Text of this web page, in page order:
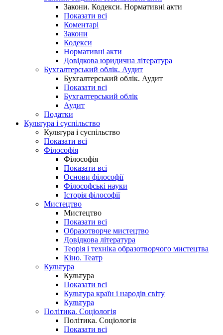
Закони. Кодекси. Нормативні акти
Показати всі
Коментарі
Закони
Кодекси
Нормативні акти
Довідкова юридична література
Бухгалтерський облік. Аудит
Бухгалтерський облік. Аудит
Показати всі
Бухгалтерський облік
Аудит
Податки
Культура і суспільство
Культура і суспільство
Показати всі
Філософія
Філософія
Показати всі
Основи філософії
Філософські науки
Історія філософії
Мистецтво
Мистецтво
Показати всі
Образотворче мистецтво
Довідкова література
Теорія і техніка образотворчого мистецтва
Кіно. Театр
Культура
Культура
Показати всі
Культура країн і народів світу
Культура
Політика. Соціологія
Політика. Соціологія
Показати всі